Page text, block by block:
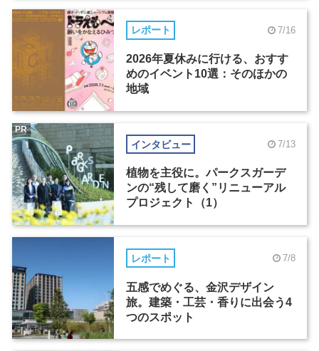
レポート 7/16
2026年夏休みに行ける、おすす
めのイベント10選：そのほかの
地域
インタビュー 7/13
植物を主役に。パークスガーデ
ンの“残して磨く”リニューアル
プロジェクト（1）
PR
レポート 7/8
五感でめぐる、金沢デザイン
旅。建築・工芸・香りに出会う4
つのスポット